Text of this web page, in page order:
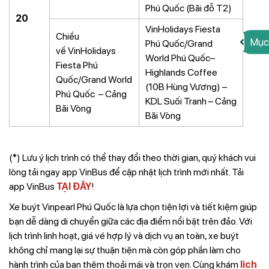
20
Phú Quốc (Bãi đỗ T2)
Chiều
về VinHolidays
Fiesta Phú
Quốc/Grand World
Phú Quốc – Cảng
Bãi Vòng
VinHolidays Fiesta
Phú Quốc/Grand
World Phú Quốc–
Highlands Coffee
(10B Hùng Vương) –
KDL Suối Tranh – Cảng
Bãi Vòng
(*) Lưu ý lịch trình có thể thay đổi theo thời gian, quý khách vui
lòng tải ngay app VinBus để cập nhật lịch trình mới nhất. Tải
app VinBus TẠI ĐÂY!
Xe buýt Vinpearl Phú Quốc là lựa chọn tiện lợi và tiết kiệm giúp
bạn dễ dàng di chuyển giữa các địa điểm nổi bật trên đảo. Với
lịch trình linh hoạt, giá vé hợp lý và dịch vụ an toàn, xe buýt
không chỉ mang lại sự thuận tiện mà còn góp phần làm cho
hành trình của bạn thêm thoải mái và trọn vẹn. Cùng khám lịch
Mục